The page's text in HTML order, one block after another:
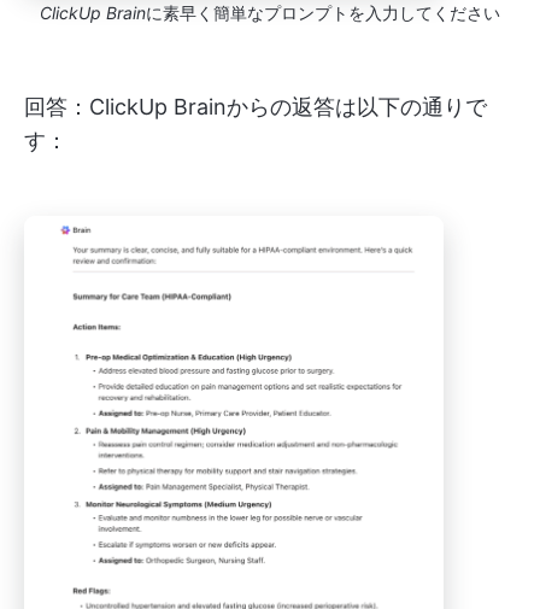
ClickUp Brainに素早く簡単なプロンプトを入力してください
回答：ClickUp Brainからの返答は以下の通りで
す：